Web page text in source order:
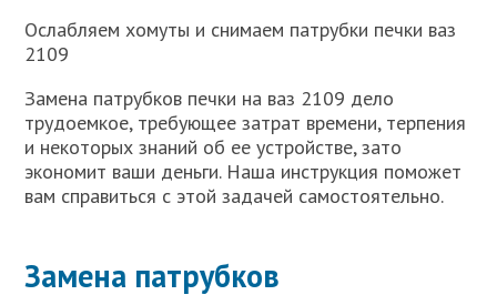
Ослабляем хомуты и снимаем патрубки печки ваз
2109
Замена патрубков печки на ваз 2109 дело
трудоемкое, требующее затрат времени, терпения
и некоторых знаний об ее устройстве, зато
экономит ваши деньги. Наша инструкция поможет
вам справиться с этой задачей самостоятельно.
Замена патрубков